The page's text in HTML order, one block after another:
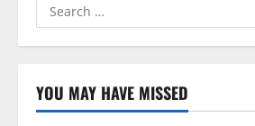
for:
YOU MAY HAVE MISSED